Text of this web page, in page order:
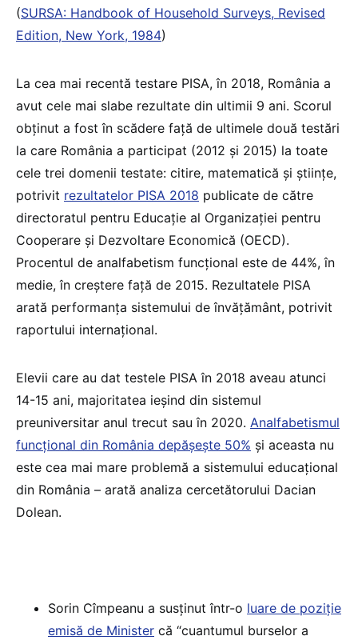
(SURSA: Handbook of Household Surveys, Revised
Edition, New York, 1984)
La cea mai recentă testare PISA, în 2018, România a
avut cele mai slabe rezultate din ultimii 9 ani. Scorul
obținut a fost în scădere față de ultimele două testări
la care România a participat (2012 și 2015) la toate
cele trei domenii testate: citire, matematică și științe,
potrivit rezultatelor PISA 2018 publicate de către
directoratul pentru Educație al Organizației pentru
Cooperare și Dezvoltare Economică (OECD).
Procentul de analfabetism funcțional este de 44%, în
medie, în creștere față de 2015. Rezultatele PISA
arată performanța sistemului de învățământ, potrivit
raportului internațional.
Elevii care au dat testele PISA în 2018 aveau atunci
14-15 ani, majoritatea ieșind din sistemul
preuniversitar anul trecut sau în 2020. Analfabetismul
funcțional din România depășește 50% și aceasta nu
este cea mai mare problemă a sistemului educațional
din România – arată analiza cercetătorului Dacian
Dolean.
Sorin Cîmpeanu a susținut într-o luare de poziție
emisă de Minister că “cuantumul burselor a